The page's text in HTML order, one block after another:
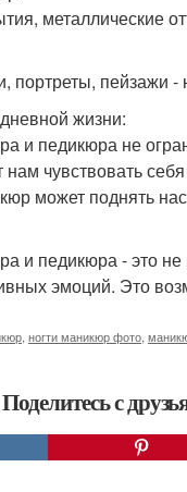
металлические
портреты, пейзажи -
жизни:
и педикюра не
нам чувствовать
может поднять
и педикюра - это
эмоций. Это
ногти маникюр фото
с